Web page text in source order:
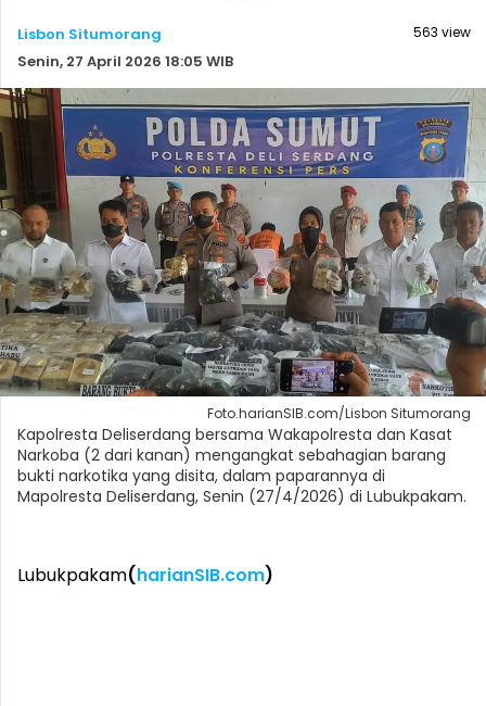
Lisbon Situmorang
Senin, 27 April 2026 18:05 WIB
563 view
Foto.harianSIB.com/Lisbon Situmorang
Kapolresta Deliserdang bersama Wakapolresta dan Kasat
Narkoba (2 dari kanan) mengangkat sebahagian barang
bukti narkotika yang disita, dalam paparannya di
Mapolresta Deliserdang, Senin (27/4/2026) di Lubukpakam.
Lubukpakam(harianSIB.com)